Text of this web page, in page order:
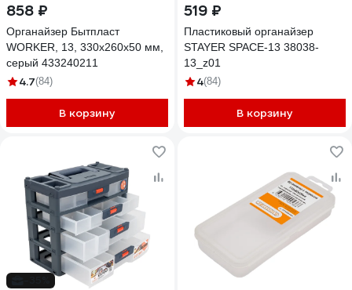
858 ₽
Органайзер Бытпласт
WORKER, 13, 330х260х50 мм,
серый 433240211
4.7(84)
В корзину
519 ₽
Пластиковый органайзер
STAYER SPACE-13 38038-
13_z01
4(84)
В корзину